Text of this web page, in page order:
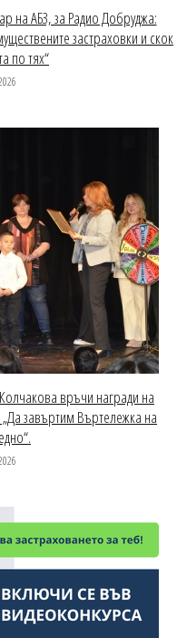
на АБЗ, за Радио Добруджа:
застраховки и скок
по тях“
връчи награди на
завъртим Въртележка на